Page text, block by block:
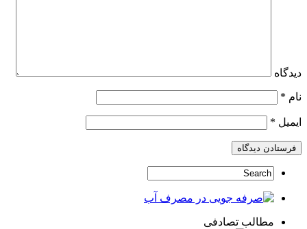
دیدگاه
نام *
ایمیل *
مطالب تصادفی